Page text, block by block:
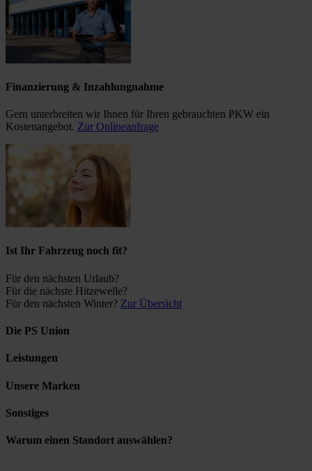
Finanzierung & Inzahlungnahme
Gern unterbreiten wir Ihnen für Ihren gebrauchten PKW ein
Kostenangebot. Zur Onlineanfrage
Ist Ihr Fahrzeug noch fit?
Für den nächsten Urlaub?
Für die nächste Hitzewelle?
Für den nächsten Winter? Zur Übersicht
Die PS Union
Leistungen
Unsere Marken
Sonstiges
Warum einen Standort auswählen?